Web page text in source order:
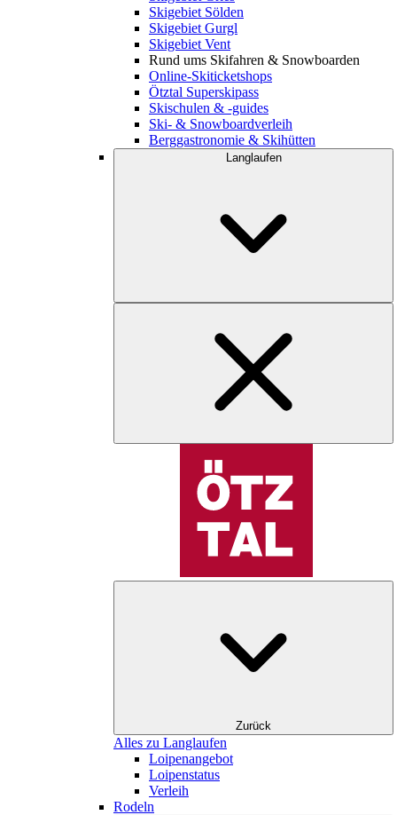
Skigebiet Sölden
Skigebiet Gurgl
Skigebiet Vent
Rund ums Skifahren & Snowboarden
Online-Skiticketshops
Ötztal Superskipass
Skischulen & -guides
Ski- & Snowboardverleih
Berggastronomie & Skihütten
Langlaufen
Zurück
Alles zu Langlaufen
Loipenangebot
Loipenstatus
Verleih
Rodeln